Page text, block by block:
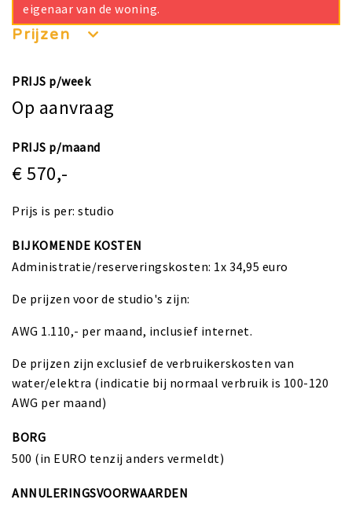
eigenaar van de woning.
Prijzen
PRIJS p/week
Op aanvraag
PRIJS p/maand
€ 570,-
Prijs is per: studio
BIJKOMENDE KOSTEN
Administratie/reserveringskosten: 1x 34,95 euro
De prijzen voor de studio's zijn:
AWG 1.110,- per maand, inclusief internet.
De prijzen zijn exclusief de verbruikerskosten van
water/elektra (indicatie bij normaal verbruik is 100-120
AWG per maand)
BORG
500 (in EURO tenzij anders vermeldt)
ANNULERINGSVOORWAARDEN